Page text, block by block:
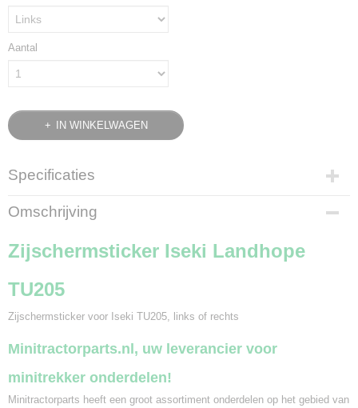
Aantal
IN WINKELWAGEN
Specificaties
Productcode
960-251
0,10 Kg
Omschrijving
Zijschermsticker Iseki Landhope
TU205
Zijschermsticker voor Iseki TU205, links of rechts
Minitractorparts.nl, uw leverancier voor
minitrekker onderdelen!
Minitractorparts heeft een groot assortiment onderdelen op het gebied van